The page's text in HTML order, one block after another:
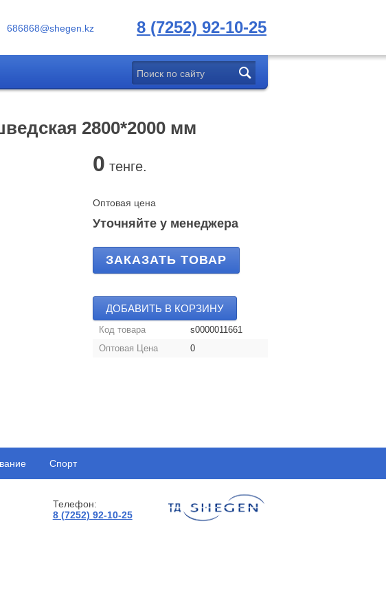
686868@shegen.kz 8 (7252) 92-10-25
2800*2000 мм
0 тенге.
Оптовая цена
Уточняйте у менеджера
ЗАКАЗАТЬ ТОВАР
ДОБАВИТЬ В КОРЗИНУ
Код товара
s0000011661
Оптовая Цена
0
Спорт
Телефон:
8 (7252) 92-10-25